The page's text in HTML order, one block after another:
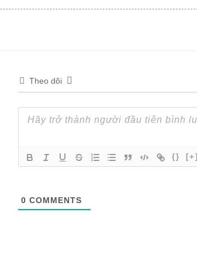
Theo dõi
{} [+]
0 COMMENTS